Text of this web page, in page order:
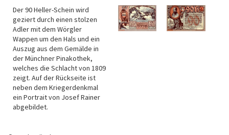
Der 90 Heller-Schein wird
geziert durch einen stolzen
Adler mit dem Wörgler
Wappen um den Hals und ein
Auszug aus dem Gemälde in
der Münchner Pinakothek,
welches die Schlacht von 1809
zeigt. Auf der Rückseite ist
neben dem Kriegerdenkmal
ein Portrait von Josef Rainer
abgebildet.